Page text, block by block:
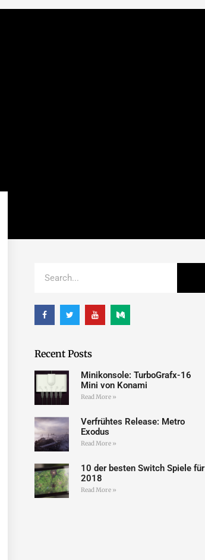
Recent Posts
Minikonsole: TurboGrafx-16
Mini von Konami
Read More »
Verfrühtes Release: Metro
Exodus
Read More »
10 der besten Switch Spiele für
2018
Read More »